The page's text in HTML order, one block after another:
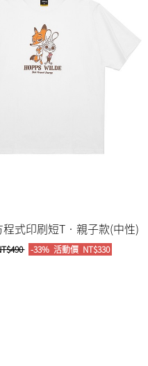
程式印刷短T‧親子款(中性)
-33% 活動價NT$330